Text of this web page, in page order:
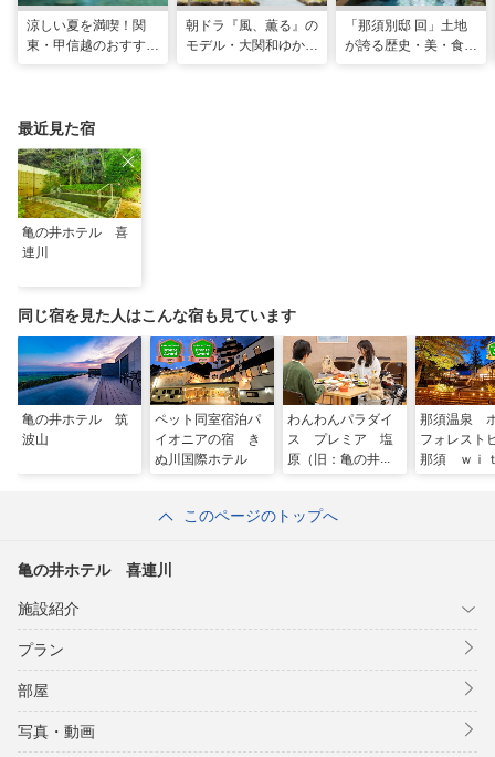
涼しい夏を満喫！関
東・甲信越のおすすめ
朝ドラ『風、薫る』の
モデル・大関和ゆかり
「那須別邸 回」土地
が誇る歴史・美・食を
最近見た宿
亀の井ホテル 喜
連川
同じ宿を見た人はこんな宿も見ています
亀の井ホテル 筑
波山
ペット同室宿泊パ
イオニアの宿 き
ぬ川国際ホテル
わんわんパラダイ
ス プレミア 塩
原（旧：亀の井ホ
那須温泉
フォレスト
那須 ｗｉ
このページのトップへ
亀の井ホテル 喜連川
施設紹介
プラン
部屋
写真・動画